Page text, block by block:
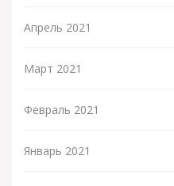
Апрель 2021
Март 2021
Февраль 2021
Январь 2021